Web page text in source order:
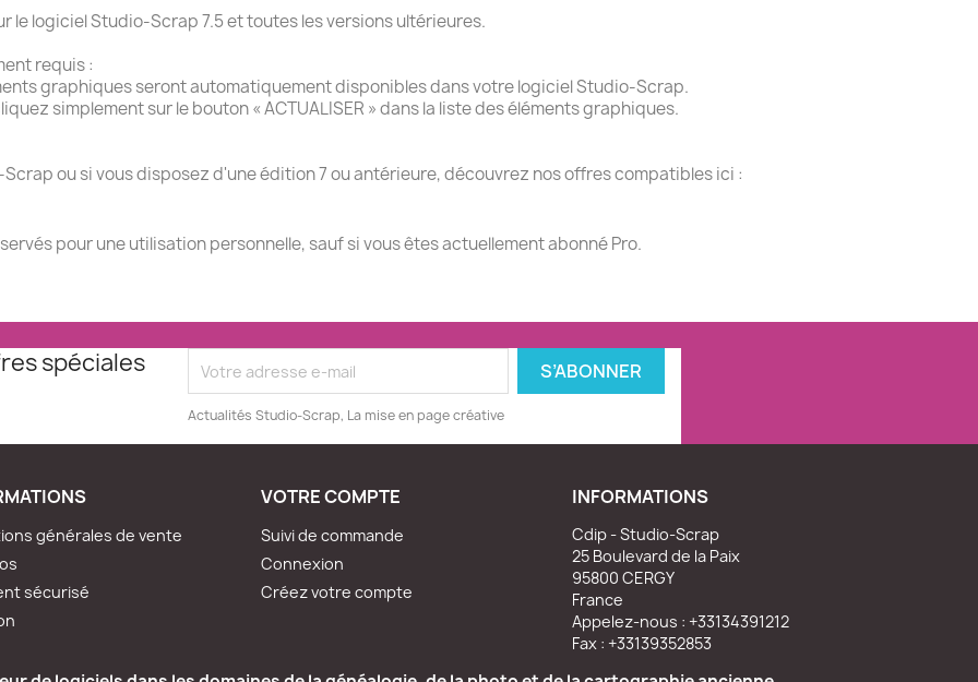
le logiciel Studio-Scrap 7.5 et toutes les versions ultérieures.
requis :
graphiques seront automatiquement disponibles dans votre logiciel Studio-Scrap.
simplement sur le bouton « ACTUALISER » dans la liste des éléments graphiques.
ou si vous disposez d'une édition 7 ou antérieure, découvrez nos offres compatibles ici :
pour une utilisation personnelle, sauf si vous êtes actuellement abonné Pro.
spéciales
Actualités Studio-Scrap, La mise en page créative
générales de vente
sécurisé
VOTRE COMPTE
Suivi de commande
Connexion
Créez votre compte
INFORMATIONS
Cdip - Studio-Scrap
25 Boulevard de la Paix
95800 CERGY
France
Appelez-nous : +33134391212
Fax : +33139352853